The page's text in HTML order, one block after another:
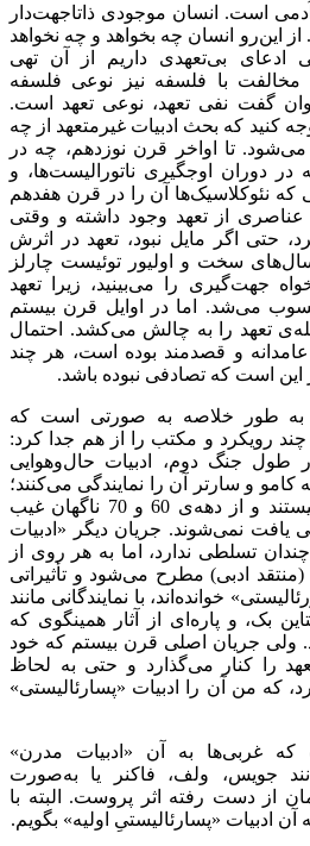
است. انسان موجودی ذاتا‌جهت‌دار
این‌رو انسان چه بخواهد و چه نخواهد
بی‌تعهدی داریم از آن تهی
با فلسفه نیز نوعی فلسفه
گفت نفی تعهد، نوعی تعهد است.
که بحث ادبیات غیرمتعهد از چه
تا اواخر قرن نوزدهم، چه در
دوران اوجگیری ناتورالیست‌ها، و
که نئوکلاسیک‌ها آن را در قرن هفدهم
عناصری از تعهد وجود داشته و وقتی
حتی اگر مایل نبود، تعهد در اثرش
سخت و اولیور توئیست چارلز
جهت‌‌گیری را می‌بینید، زیرا تعهد
می‌شد. اما در اوایل قرن بیستم
تعهد را به چالش می‌کشد. احتمال
و قصد‌مند بوده است، هر چند
است که تصادفی نبوده باشد.
به طور خلاصه به صورتی است که
چند رویکرد و مکتب را از هم جدا کرد:
جنگ دوم، ادبیات حال‌وهوایی
کامو و سارتر آن را نمایندگی می‌کنند؛
اگرچه آن‌ها جریانی غالب نیستند و از دهه‌ی 60 و 70 ناگهان غیب
یافت نمی‌شوند. جریان دیگر «ادبیات
تسلطی ندارد، اما به هر روی از
کریستوا (منتقد ادبی) مطرح می‌شود و تأثیراتی
خوانده‌اند، با نمایندگانی مانند
بک، و پاره‌ای از آثار همینگوی که
ولی جریان اصلی قرن بیستم که خود
را کنار می‌گذارد و حتی به لحاظ
که من آن را ادبیات «پسارئالیستی»
غربی‌ها به آن «ادبیات مدرن»
جویس، ولف، فاکنر یا به‌صورت
دست رفته اثر پروست. البته با
آن ادبیات «پسارئالیستیِ اولیه» بگویم.